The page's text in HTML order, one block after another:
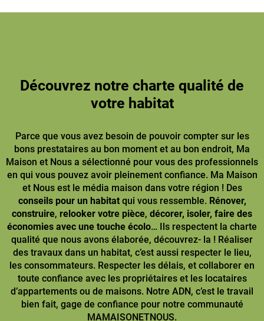
Découvrez notre charte qualité de
votre habitat
Parce que vous avez besoin de pouvoir compter sur les
bons prestataires au bon moment et au bon endroit, Ma
Maison et Nous a sélectionné pour vous des professionnels
en qui vous pouvez avoir pleinement confiance. Ma Maison
et Nous est le média maison dans votre région ! Des
conseils pour un habitatqui vous ressemble. Rénover,
construire, relooker votre pièce, décorer, isoler, faire des
économies avec une touche écolo… Ils respectent la charte
qualité que nous avons élaborée, découvrez- la ! Réaliser
des travaux dans un habitat, c’est aussi respecter le lieu,
les consommateurs. Respecter les délais, et collaborer en
toute confiance avec les propriétaires et les locataires
d’appartements ou de maisons. Notre ADN, c’est le travail
bien fait, gage de confiance pour notre communauté
MAMAISONETNOUS.